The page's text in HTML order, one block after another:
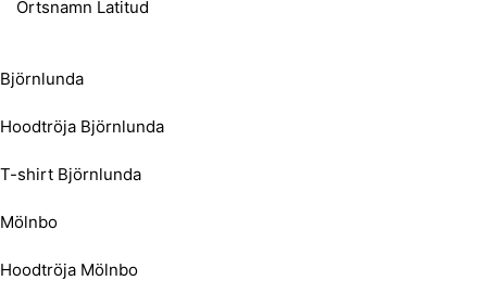
Ortsnamn Latitud
Björnlunda
Hoodtröja Björnlunda
T-shirt Björnlunda
Mölnbo
Hoodtröja Mölnbo